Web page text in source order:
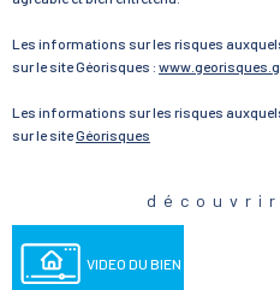
Les informations sur les risques
sur le site Géorisques :
Les informations sur les risques
sur le siteGéorisques
VIDEO DU BIEN